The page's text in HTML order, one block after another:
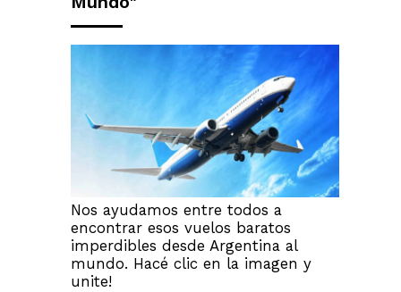
Nos ayudamos entre todos a
encontrar esos vuelos baratos
imperdibles desde Argentina al
mundo. Hacé clic en la imagen y
unite!